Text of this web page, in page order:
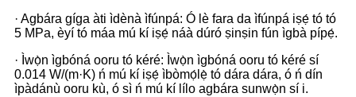
· Agbára gíga àti ìdènà ìfúnpá: Ó lè fara da ìfúnpá iṣẹ́ tó tó
5 MPa, èyí tó máa mú kí iṣẹ́ náà dúró ṣinṣin fún ìgbà pípẹ́.
· Ìwọ̀n ìgbóná ooru tó kéré: Ìwọ̀n ìgbóná ooru tó kéré sí
0.014 W/(m·K) ń mú kí iṣẹ́ ìbòmọ́lẹ̀ tó dára dára, ó ń dín
ìpàdánù ooru kù, ó sì ń mú kí lílo agbára sunwọ̀n sí i.